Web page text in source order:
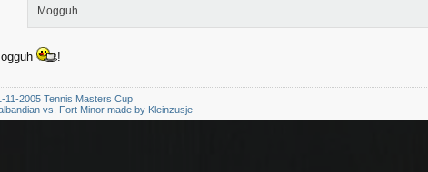
Mogguh
!
11-2005 Tennis Masters Cup
vs. Fort Minor made by Kleinzusje